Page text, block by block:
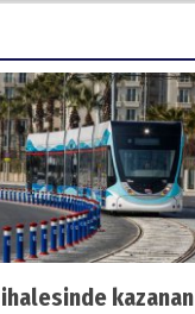
ihalesinde kazanan